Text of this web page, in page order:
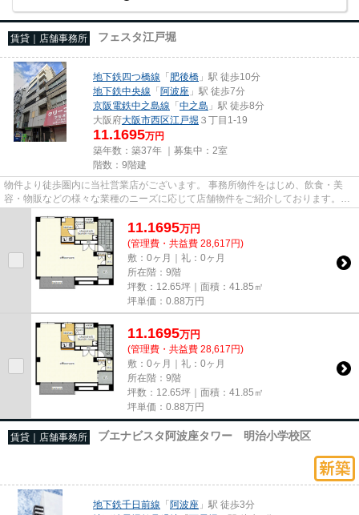
賃貸｜店舗事務所 フェスタ江戸堀
地下鉄四つ橋線 「肥後橋 」駅 徒歩10分
地下鉄中央線 「阿波座 」駅 徒歩7分
京阪電鉄中之島線 「中之島 」駅 徒歩8分
大阪府大阪市西区江戸堀 ３丁目1-19
11.1695万円
築年数：築37年 ｜募集中： 2室
階数：9階建
物件より徒歩圏内に当社営業店がございます。 事務所物件をはじめ、飲食・美
容・物販などの様々な業種のニーズに応じて店舗物件をご紹介しております。
尚、弊社ではおとり広告は一切...
11.1695万円
(管理費・共益費 28,617円)
敷：0ヶ月｜礼：0ヶ月
所在階：9階
坪数：12.65坪｜面積：41.85㎡
坪単価： 0.88万円
11.1695万円
(管理費・共益費 28,617円)
敷：0ヶ月｜礼：0ヶ月
所在階：9階
坪数：12.65坪｜面積：41.85㎡
坪単価： 0.88万円
賃貸｜店舗事務所 ブエナビスタ阿波座タワー 明治小学校区
地下鉄千日前線 「阿波座 」駅 徒歩3分